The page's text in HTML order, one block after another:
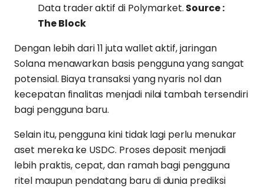
Data trader aktif di Polymarket. Source :
The Block
Dengan lebih dari 11 juta wallet aktif, jaringan
Solana menawarkan basis pengguna yang sangat
potensial. Biaya transaksi yang nyaris nol dan
kecepatan finalitas menjadi nilai tambah tersendiri
bagi pengguna baru.
Selain itu, pengguna kini tidak lagi perlu menukar
aset mereka ke USDC. Proses deposit menjadi
lebih praktis, cepat, dan ramah bagi pengguna
ritel maupun pendatang baru di dunia prediksi